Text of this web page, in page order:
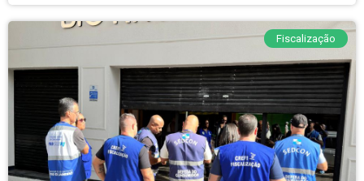
Fiscalização